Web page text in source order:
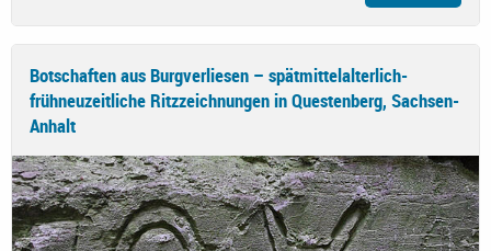
Botschaften aus Burgverliesen – spätmittelalterlich-
frühneuzeitliche Ritzzeichnungen in Questenberg, Sachsen-
Anhalt